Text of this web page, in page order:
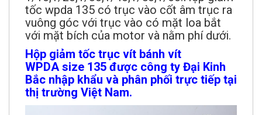
tốc wpda 135 có trục vào cốt âm trục ra
vuông góc với trục vào có mặt loa bắt
với mặt bích của motor và nằm phí dưới.
Hộp giảm tốc trục vít bánh vít
WPDA size 135 được công ty Đại Kinh
Bắc nhập khẩu và phân phối trực tiếp tại
thị trường Việt Nam.